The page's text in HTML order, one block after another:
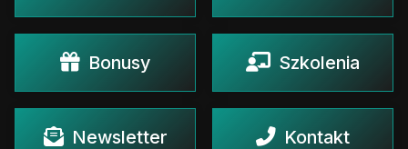
Bonusy Szkolenia
Newsletter Kontakt